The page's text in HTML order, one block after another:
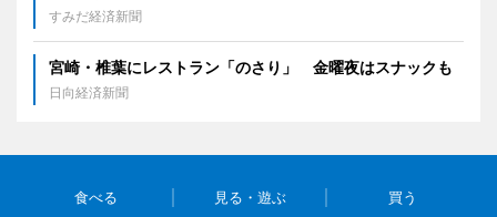
すみだ経済新聞
宮崎・椎葉にレストラン「のさり」 金曜夜はスナックも
日向経済新聞
食べる 見る・遊ぶ 買う